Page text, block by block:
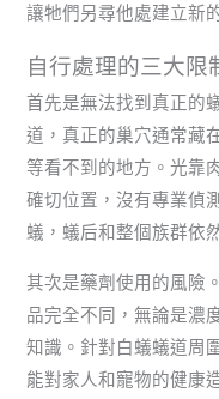
讓牠們另尋他處建立新
自行處理的三大限
首先是無法找到真正的
道，真正的巢穴通常藏
等看不到的地方。光靠
確切位置，沒有專業偵
蟻，蟻后和整個族群依
其次是藥劑使用的風險
品完全不同，無論是濃
知識。針對白蟻蟻道周
能對家人和寵物的健康